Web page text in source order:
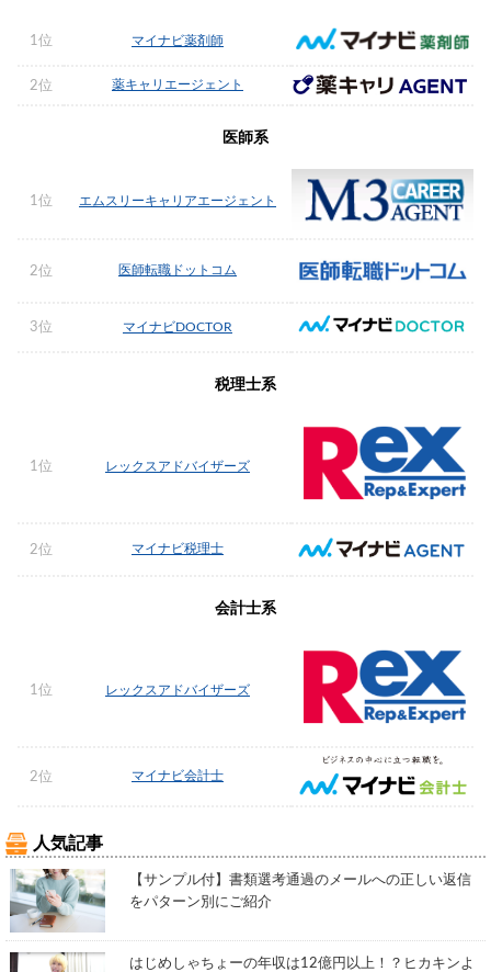
1位 マイナビ薬剤師
2位 薬キャリエージェント
医師系
1位 エムスリーキャリアエージェント
2位 医師転職ドットコム
3位 マイナビDOCTOR
税理士系
1位 レックスアドバイザーズ
2位 マイナビ税理士
会計士系
1位 レックスアドバイザーズ
2位 マイナビ会計士
人気記事
【サンプル付】書類選考通過のメールへの正しい返信
をパターン別にご紹介
はじめしゃちょーの年収は12億円以上！？ヒカキンよ